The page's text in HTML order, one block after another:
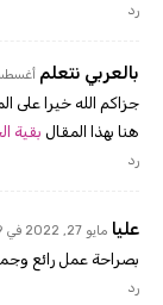
رد
بالعربي نتعلم أغسطس 31, 2021
جزاكم الله خيرا على
هنا بهذا المقال بقية
رد
عليا مايو 27, 2022 في 12:09 م
بصراحة عمل رائع
رد